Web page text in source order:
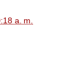
a. m.